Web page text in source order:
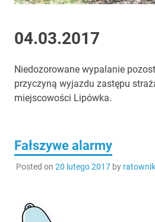
04.03.2017
Niedozorowane wypalanie
przyczyną wyjazdu zastępu
miejscowości Lipówka.
Fałszywe alarmy
Posted on 20 lutego 2017by